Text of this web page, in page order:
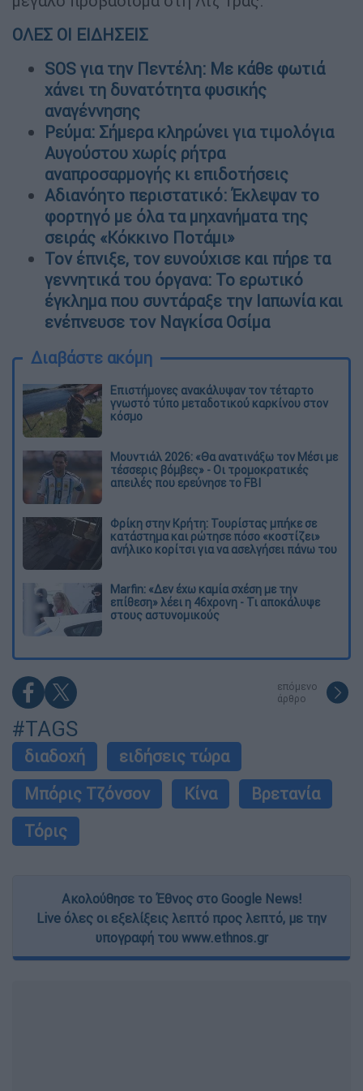
ΟΛΕΣ ΟΙ ΕΙΔΗΣΕΙΣ
SOS για την Πεντέλη: Με κάθε φωτιά
χάνει τη δυνατότητα φυσικής
αναγέννησης
Ρεύμα: Σήμερα κληρώνει για τιμολόγια
Αυγούστου χωρίς ρήτρα
αναπροσαρμογής κι επιδοτήσεις
Αδιανόητο περιστατικό: Έκλεψαν το
φορτηγό με όλα τα μηχανήματα της
σειράς «Κόκκινο Ποτάμι»
Τον έπνιξε, τον ευνούχισε και πήρε τα
γεννητικά του όργανα: Το ερωτικό
έγκλημα που συντάραξε την Ιαπωνία και
ενέπνευσε τον Ναγκίσα Οσίμα
Διαβάστε ακόμη
Επιστήμονες ανακάλυψαν τον τέταρτο
γνωστό τύπο μεταδοτικού καρκίνου στον
κόσμο
Μουντιάλ 2026: «Θα ανατινάξω τον Μέσι με
τέσσερις βόμβες» - Οι τρομοκρατικές
απειλές που ερεύνησε το FBI
Φρίκη στην Κρήτη: Τουρίστας μπήκε σε
κατάστημα και ρώτησε πόσο «κοστίζει»
ανήλικο κορίτσι για να ασελγήσει πάνω του
Marfin: «Δεν έχω καμία σχέση με την
επίθεση» λέει η 46χρονη - Τι αποκάλυψε
στους αστυνομικούς
επόμενο
άρθρο
#TAGS
διαδοχή
ειδήσεις τώρα
Μπόρις Τζόνσον
Κίνα
Βρετανία
Τόρις
Ακολούθησε το Έθνος στο Google News!
Live όλες οι εξελίξεις λεπτό προς λεπτό, με την
υπογραφή του www.ethnos.gr